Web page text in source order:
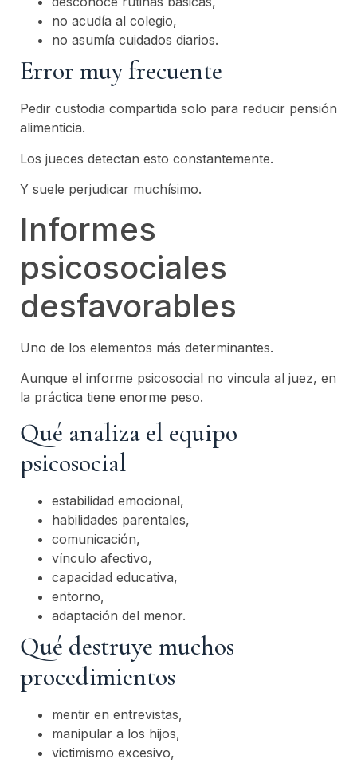
no acudía al colegio,
no asumía cuidados diarios.
Error muy frecuente
Pedir custodia compartida solo para reducir pensión
alimenticia.
Los jueces detectan esto constantemente.
Y suele perjudicar muchísimo.
Informes
psicosociales
desfavorables
Uno de los elementos más determinantes.
Aunque el informe psicosocial no vincula al juez, en
la práctica tiene enorme peso.
Qué analiza el equipo
psicosocial
estabilidad emocional,
habilidades parentales,
comunicación,
vínculo afectivo,
capacidad educativa,
entorno,
adaptación del menor.
Qué destruye muchos
procedimientos
mentir en entrevistas,
manipular a los hijos,
victimismo excesivo,